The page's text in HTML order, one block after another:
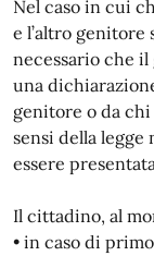
Nel caso in cui
e l’altro genitore
necessario che
una
genitore o da
sensi della legge
essere
Il cittadino, al
• in caso di